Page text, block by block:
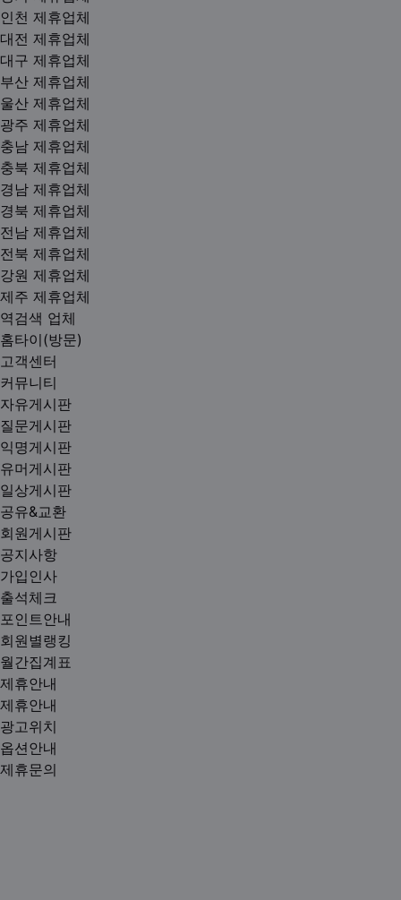
인천 제휴업체
대전 제휴업체
대구 제휴업체
부산 제휴업체
울산 제휴업체
광주 제휴업체
충남 제휴업체
충북 제휴업체
경남 제휴업체
경북 제휴업체
전남 제휴업체
전북 제휴업체
강원 제휴업체
제주 제휴업체
역검색 업체
홈타이(방문)
고객센터
커뮤니티
자유게시판
질문게시판
익명게시판
유머게시판
일상게시판
공유&교환
회원게시판
공지사항
가입인사
출석체크
포인트안내
회원별랭킹
월간집계표
제휴안내
제휴안내
광고위치
옵션안내
제휴문의